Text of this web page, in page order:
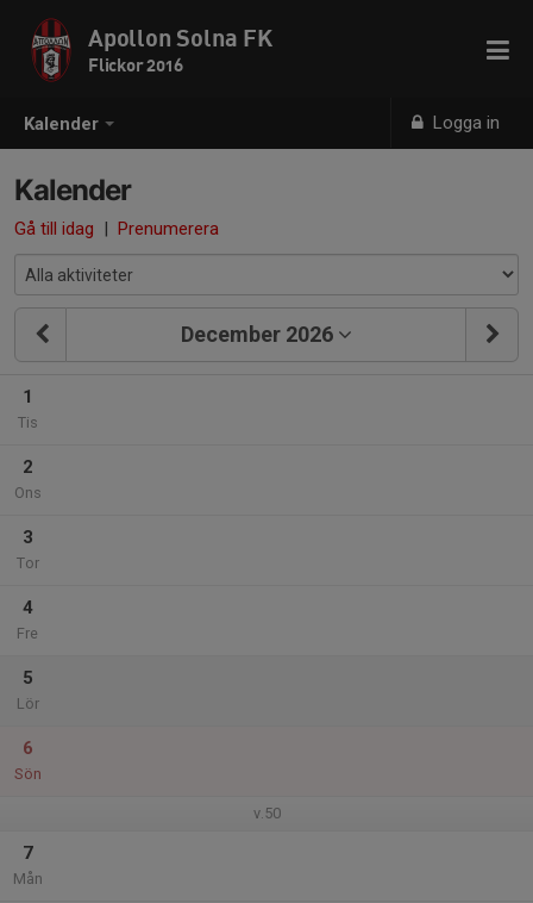
Kalender Logga in
Apollon Solna FK
Flickor 2016
Kalender
Gå till idag | Prenumerera
December 2026
1
Tis
2
Ons
3
Tor
4
Fre
5
Lör
6
Sön
v.50
7
Mån